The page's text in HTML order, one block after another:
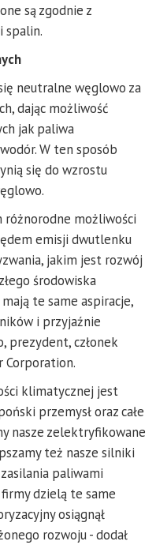
są zgodnie z
spalin.
neutralne węglowo za
dając możliwość
jak paliwa
W ten sposób
się do wzrostu
różnorodne możliwości
emisji dwutlenku
jakim jest rozwój
środowiska
te same aspiracje,
i przyjaźnie
prezydent, członek
Corporation.
klimatycznej jest
przemysł oraz całe
nasze zelektryfikowane
też nasze silniki
paliwami
dzielą te same
osiągnął
rozwoju - dodał